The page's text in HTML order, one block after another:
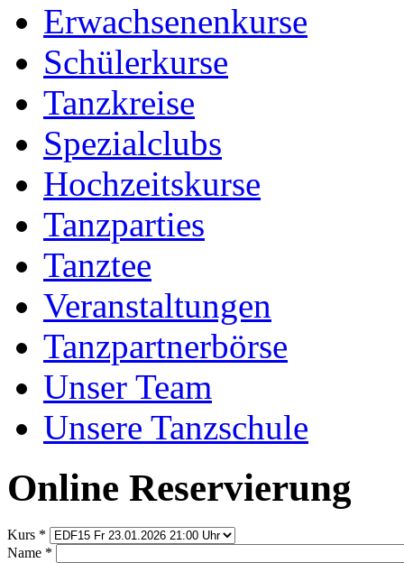
Erwachsenenkurse
Schülerkurse
Tanzkreise
Spezialclubs
Hochzeitskurse
Tanzparties
Tanztee
Veranstaltungen
Tanzpartnerbörse
Unser Team
Unsere Tanzschule
Online Reservierung
Kurs *
Name *